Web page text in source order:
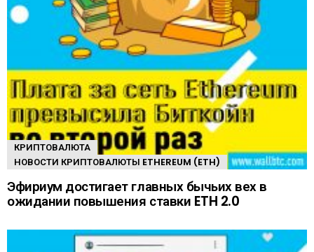
КРИПТОВАЛЮТА
НОВОСТИ КРИПТОВАЛЮТЫ ETHEREUM (ETH)
Эфириум достигает главных бычьих вех в
ожидании повышения ставки ETH 2.0